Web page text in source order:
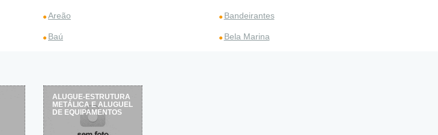
Areão Bandeirantes
Baú Bela Marina
ALUGUE-ESTRUTURA
METÁLICA E ALUGUEL
DE EQUIPAMENTOS